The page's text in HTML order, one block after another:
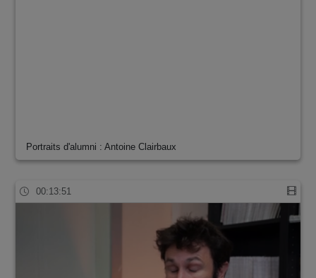
Portraits d'alumni : Antoine Clairbaux
00:13:51